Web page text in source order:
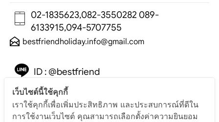
02-1835623,082-3550282 089-
6133915,094-5707755
bestfriendholiday.info@gmail.com
ID : @bestfriend
เว็บไซต์นี้ใช้คุกกี้
เราใช้คุกกี้เพื่อเพิ่มประสิทธิภาพ และประสบการณ์ที่ดีใน
การใช้งานเว็บไซต์ คุณสามารถเลือกตั้งค่าความยินยอม